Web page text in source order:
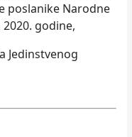
poslanike Narodne
godine,
Jedinstvenog